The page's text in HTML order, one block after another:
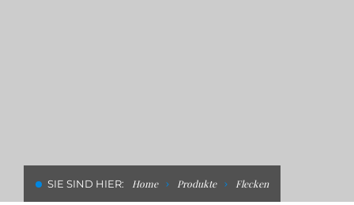
SIE SIND HIER: Home Produkte Flecken